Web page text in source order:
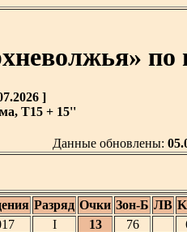
]
T15 + 15''
Данные обновлены:
Разряд Очки Зон-Б ЛВ
I 13 76